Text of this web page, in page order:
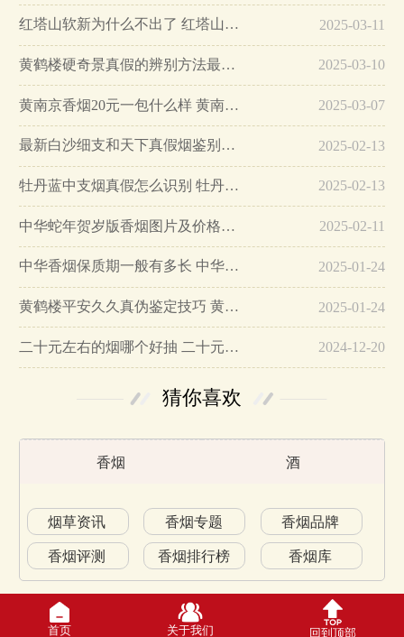
红塔山软新为什么不出了 红塔山软新烟停售原因详解… 2025-03-11
黄鹤楼硬奇景真假的辨别方法最简单版… 2025-03-10
黄南京香烟20元一包什么样 黄南京香烟真假鉴别… 2025-03-07
最新白沙细支和天下真假烟鉴别指南… 2025-02-13
牡丹蓝中支烟真假怎么识别 牡丹蓝中支烟真假鉴别带图… 2025-02-13
中华蛇年贺岁版香烟图片及价格大全… 2025-02-11
中华香烟保质期一般有多长 中华香烟保质期在哪里看的… 2025-01-24
黄鹤楼平安久久真伪鉴定技巧 黄鹤楼平安久久二维码在哪里… 2025-01-24
二十元左右的烟哪个好抽 二十元左右的香烟排行榜最新款… 2024-12-20
猜你喜欢
香烟 酒
烟草资讯 香烟专题 香烟品牌
香烟评测 香烟排行榜 香烟库
首页 关于我们 回到顶部